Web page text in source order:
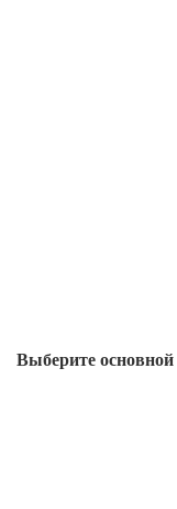
Выберите oсновной